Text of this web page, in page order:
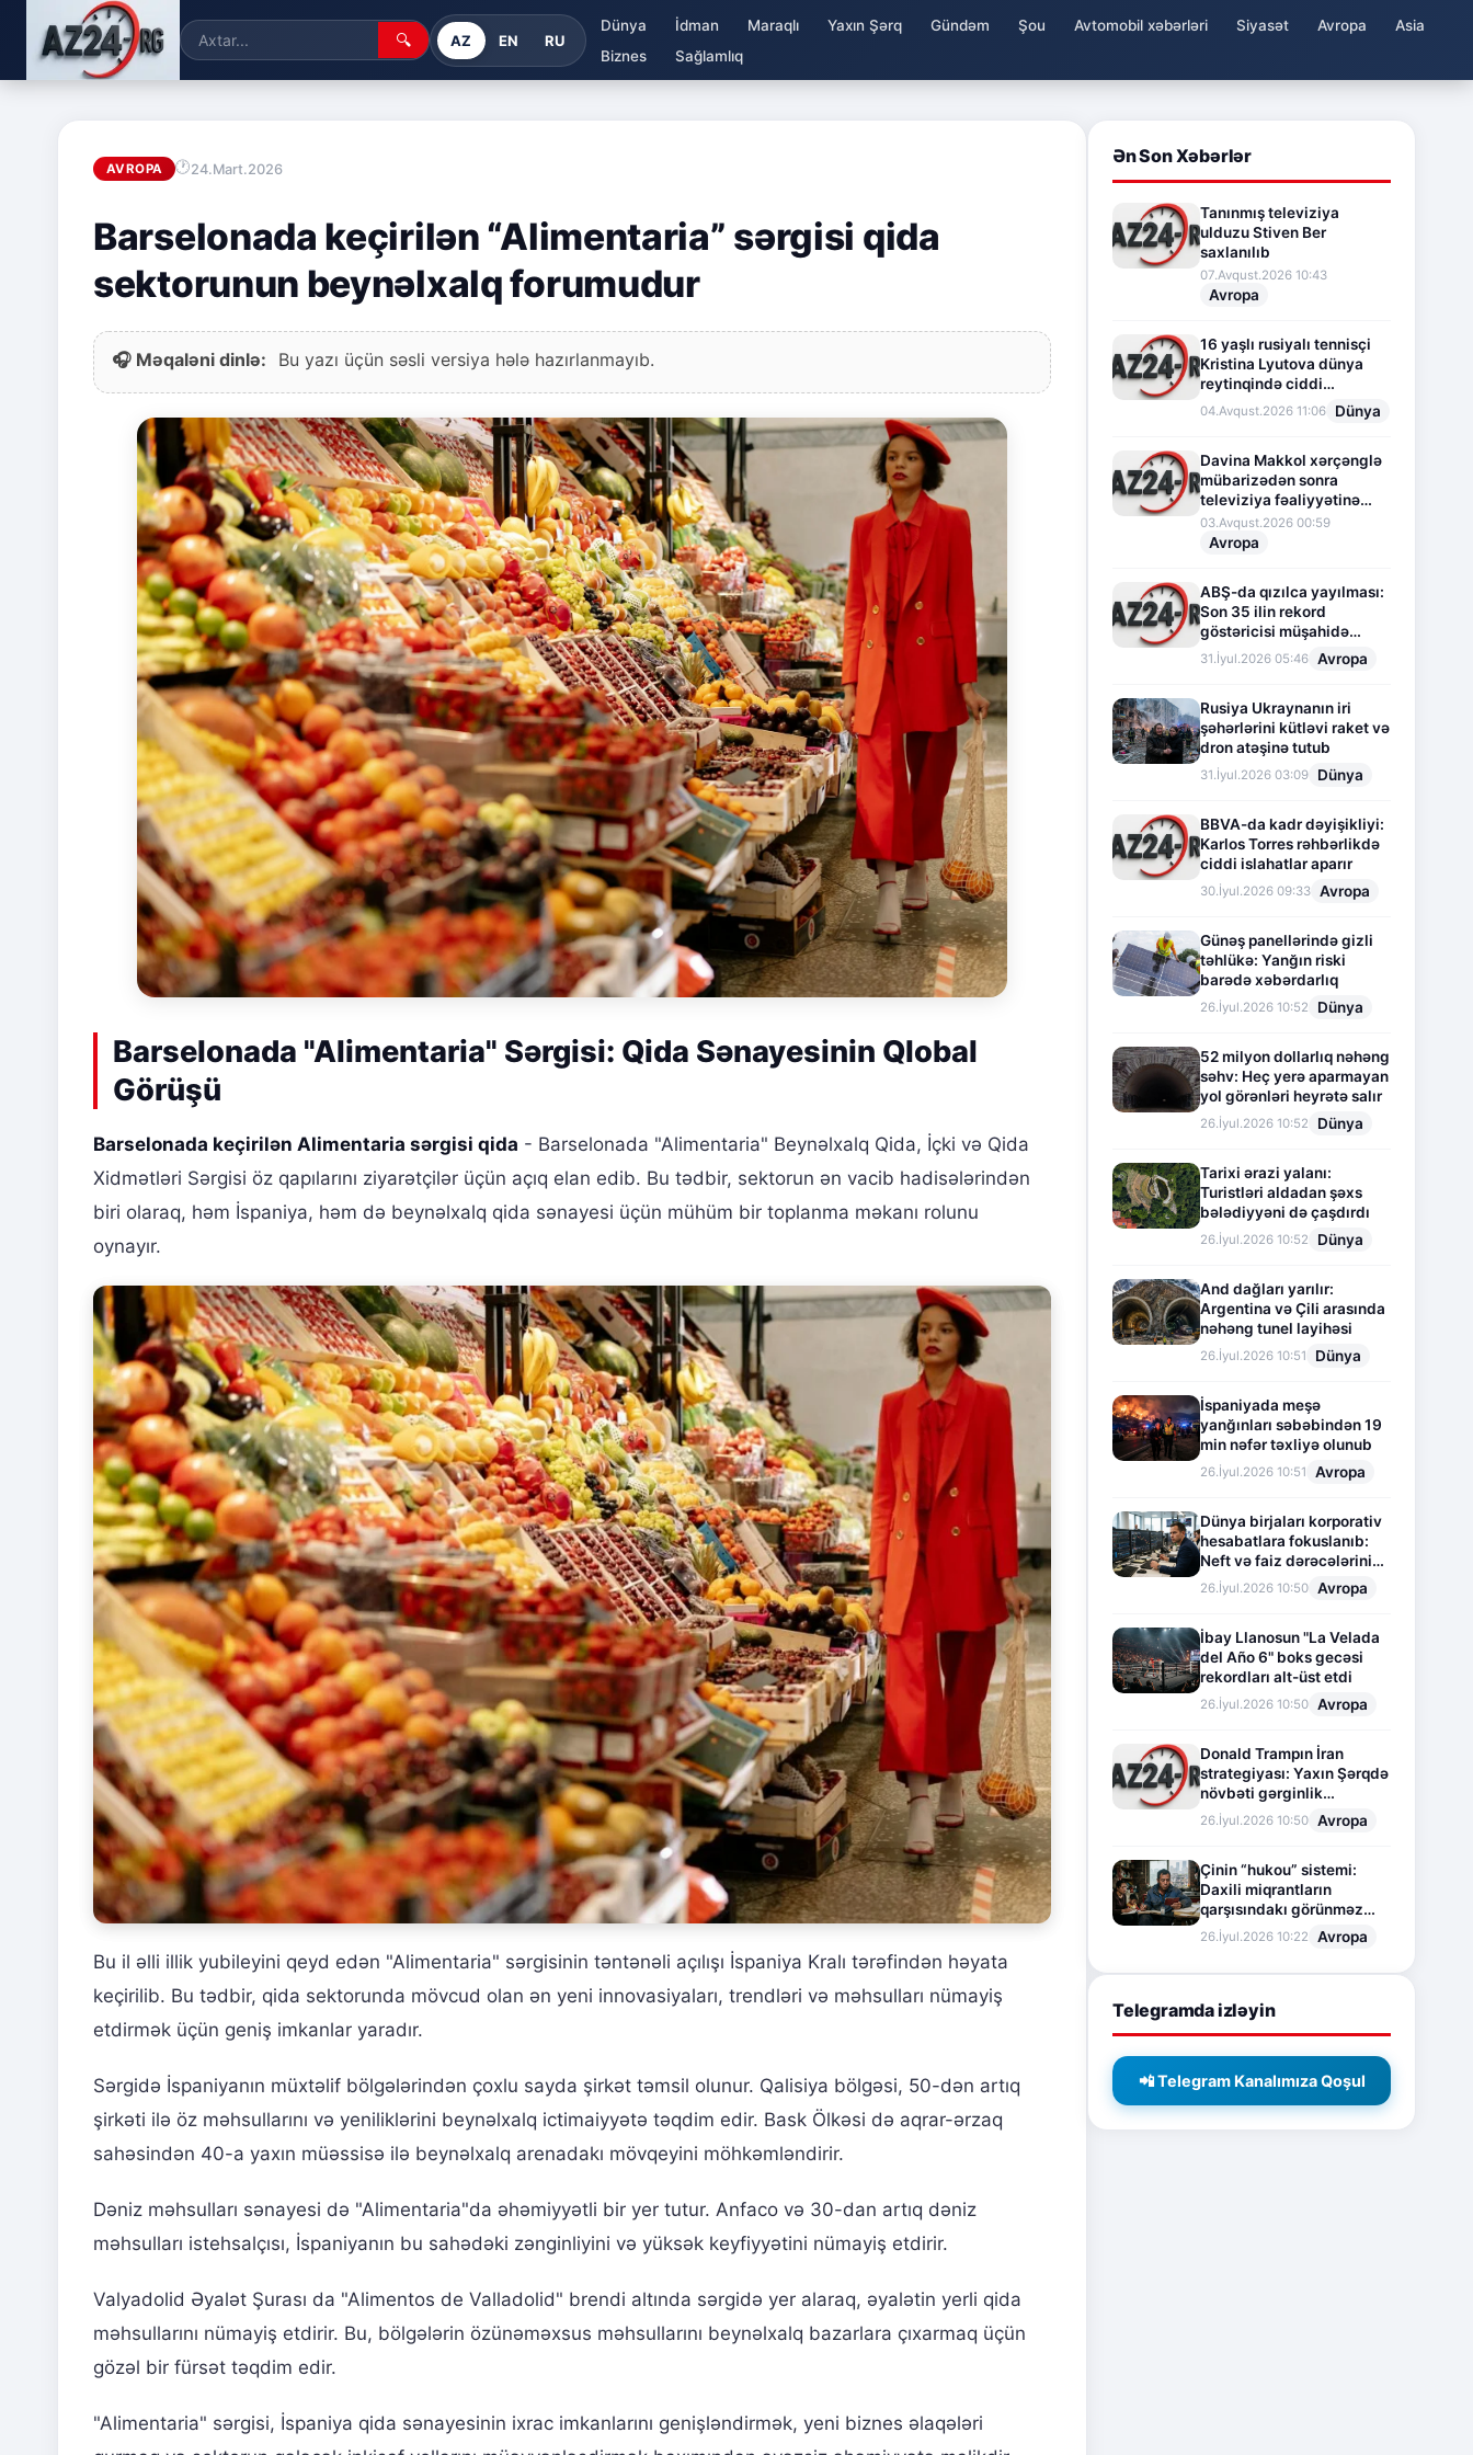
🔍 AZ EN RU
Dünya İdman Maraqlı Yaxın Şərq Gündəm Şou Avtomobil xəbərləri Siyasət Avropa
Asia
Biznes
Sağlamlıq
AVROPA 24.Mart.2026
Barselonada keçirilən “Alimentaria” sərgisi qida
sektorunun beynəlxalq forumudur
🎧 Məqaləni dinlə: Bu yazı üçün səsli versiya hələ hazırlanmayıb.
Barselonada "Alimentaria" Sərgisi: Qida Sənayesinin Qlobal
Görüşü
Barselonada keçirilən Alimentaria sərgisi qida - Barselonada "Alimentaria" Beynəlxalq Qida, İçki və Qida
Xidmətləri Sərgisi öz qapılarını ziyarətçilər üçün açıq elan edib. Bu tədbir, sektorun ən vacib hadisələrindən
biri olaraq, həm İspaniya, həm də beynəlxalq qida sənayesi üçün mühüm bir toplanma məkanı rolunu
oynayır.
Bu il əlli illik yubileyini qeyd edən "Alimentaria" sərgisinin təntənəli açılışı İspaniya Kralı tərəfindən həyata
keçirilib. Bu tədbir, qida sektorunda mövcud olan ən yeni innovasiyaları, trendləri və məhsulları nümayiş
etdirmək üçün geniş imkanlar yaradır.
Sərgidə İspaniyanın müxtəlif bölgələrindən çoxlu sayda şirkət təmsil olunur. Qalisiya bölgəsi, 50-dən artıq
şirkəti ilə öz məhsullarını və yeniliklərini beynəlxalq ictimaiyyətə təqdim edir. Bask Ölkəsi də aqrar-ərzaq
sahəsindən 40-a yaxın müəssisə ilə beynəlxalq arenadakı mövqeyini möhkəmləndirir.
Dəniz məhsulları sənayesi də "Alimentaria"da əhəmiyyətli bir yer tutur. Anfaco və 30-dan artıq dəniz
məhsulları istehsalçısı, İspaniyanın bu sahədəki zənginliyini və yüksək keyfiyyətini nümayiş etdirir.
Valyadolid Əyalət Şurası da "Alimentos de Valladolid" brendi altında sərgidə yer alaraq, əyalətin yerli qida
məhsullarını nümayiş etdirir. Bu, bölgələrin özünəməxsus məhsullarını beynəlxalq bazarlara çıxarmaq üçün
gözəl bir fürsət təqdim edir.
"Alimentaria" sərgisi, İspaniya qida sənayesinin ixrac imkanlarını genişləndirmək, yeni biznes əlaqələri
Ən Son Xəbərlər
Tanınmış televiziya
ulduzu Stiven Ber
saxlanılıb
07.Avqust.2026 10:43
Avropa
16 yaşlı rusiyalı tennisçi
Kristina Lyutova dünya
reytinqində ciddi
irəliləyişə imza atdı
04.Avqust.2026 11:06 Dünya
Davina Makkol xərçənglə
mübarizədən sonra
televiziya fəaliyyətinə
fasilə verir
03.Avqust.2026 00:59
Avropa
ABŞ-da qızılca yayılması:
Son 35 ilin rekord
göstəricisi müşahidə
olunur
31.İyul.2026 05:46 Avropa
Rusiya Ukraynanın iri
şəhərlərini kütləvi raket və
dron atəşinə tutub
31.İyul.2026 03:09 Dünya
BBVA-da kadr dəyişikliyi:
Karlos Torres rəhbərlikdə
ciddi islahatlar aparır
30.İyul.2026 09:33 Avropa
Günəş panellərində gizli
təhlükə: Yanğın riski
barədə xəbərdarlıq
26.İyul.2026 10:52 Dünya
52 milyon dollarlıq nəhəng
səhv: Heç yerə aparmayan
yol görənləri heyrətə salır
26.İyul.2026 10:52 Dünya
Tarixi ərazi yalanı:
Turistləri aldadan şəxs
bələdiyyəni də çaşdırdı
26.İyul.2026 10:52 Dünya
And dağları yarılır:
Argentina və Çili arasında
nəhəng tunel layihəsi
26.İyul.2026 10:51 Dünya
İspaniyada meşə
yanğınları səbəbindən 19
min nəfər təxliyə olunub
26.İyul.2026 10:51 Avropa
Dünya birjaları korporativ
hesabatlara fokuslanıb:
Neft və faiz dərəcələrinin
təsiri altında cari vəziyyət
26.İyul.2026 10:50 Avropa
İbay Llanosun "La Velada
del Año 6" boks gecəsi
rekordları alt-üst etdi
26.İyul.2026 10:50 Avropa
Donald Trampın İran
strategiyası: Yaxın Şərqdə
növbəti gərginlik
mərhələsi
26.İyul.2026 10:50 Avropa
Çinin “hukou” sistemi:
Daxili miqrantların
qarşısındakı görünməz
sədd
26.İyul.2026 10:22 Avropa
Telegramda izləyin
📲 Telegram Kanalımıza Qoşul